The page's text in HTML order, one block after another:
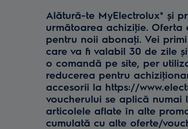
Alătură-te MyElectrolux* și
următoarea achiziţie. Oferta
pentru noii abonaţi. Vei
care va fi valabil 30 de zile
o comandă pe site, per
reducerea pentru
accesorii la https://
voucherului se aplică numai
articolele aflate în alte
cumulată cu alte oferte/